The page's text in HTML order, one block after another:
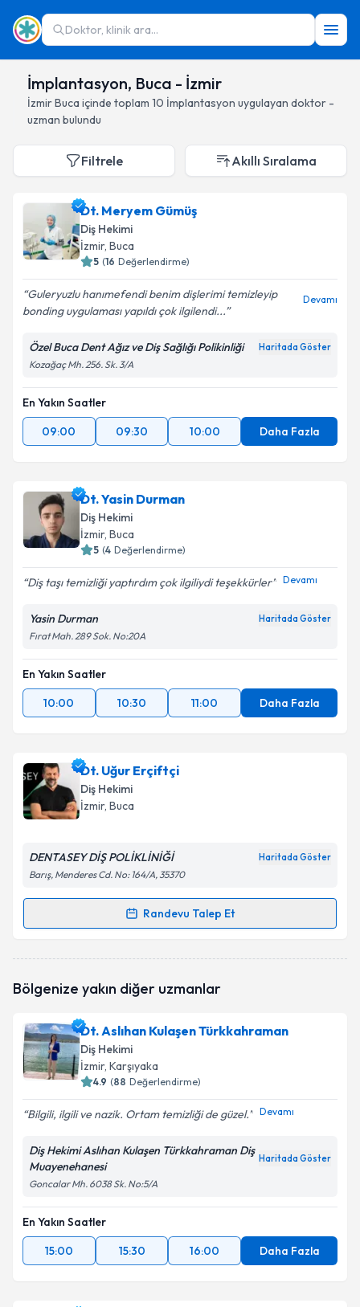
Doktor, klinik ara...
İmplantasyon, Buca - İzmir
İzmirBuca içinde toplam 10 İmplantasyon uygulayan doktor -
uzman bulundu
Filtrele Akıllı Sıralama
Dt. Meryem Gümüş
Diş Hekimi
İzmir, Buca
5 (16 Değerlendirme)
Guleryuzlu hanımefendi benim dişlerimi temizleyip
bonding uygulaması yapıldı çok ilgilendi...
Devamı
Özel Buca Dent Ağız ve Diş Sağlığı Polikinliği Haritada Göster
Kozağaç Mh. 256. Sk. 3/A
En Yakın Saatler
09:00
09:30 10:00 Daha Fazla
Dt. Yasin Durman
Diş Hekimi
İzmir, Buca
5 (4 Değerlendirme)
Diş taşı temizliği yaptırdım çok ilgiliydi teşekkürler Devamı
Yasin Durman Haritada Göster
Fırat Mah. 289 Sok. No:20A
En Yakın Saatler
10:00
10:30 11:00 Daha Fazla
Dt. Uğur Erçiftçi
Diş Hekimi
İzmir, Buca
DENTASEY DİŞ POLİKLİNİĞİ Haritada Göster
Barış, Menderes Cd. No: 164/A, 35370
Randevu Talep Et
Randevu Takvimi Talebi
Size bu uzmandan randevu almanız için bir takvim
E-posta Adresiniz
Kişisel verilerimin işlenmesine ilişkin Aydınlatma
kapsamda işlenmesini kabul ediyorum.
Bölgenize yakın diğer uzmanlar
Dt. Aslıhan Kulaşen Türkkahraman
Diş Hekimi
İzmir, Karşıyaka
4.9 (88 Değerlendirme)
Bilgili, ilgili ve nazik. Ortam temizliği de güzel. Devamı
Diş Hekimi Aslıhan Kulaşen Türkkahraman Diş
Muayenehanesi
Haritada Göster
Goncalar Mh. 6038 Sk. No:5/A
En Yakın Saatler
15:00
15:30 16:00 Daha Fazla